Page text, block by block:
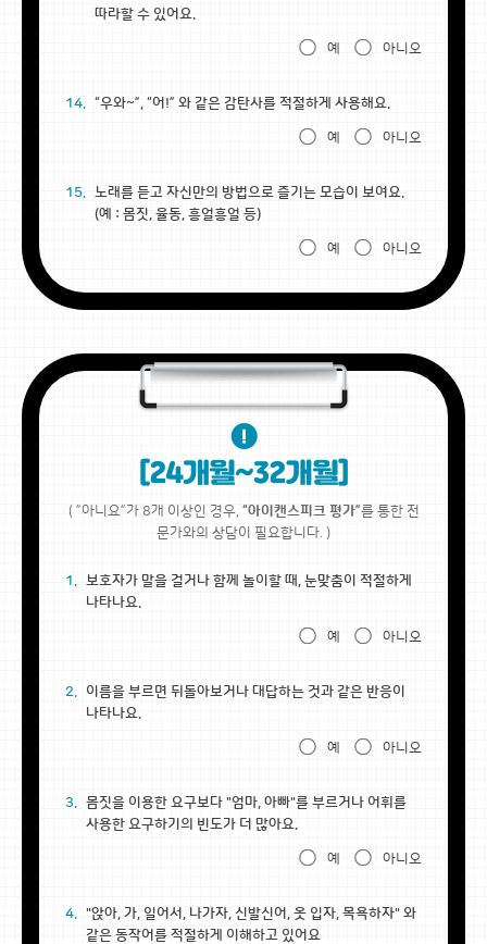
따라할 수 있어요.
예 아니오
14. “우와~”, “어!” 와 같은 감탄사를 적절하게 사용해요.
예 아니오
15.
노래를 듣고 자신만의 방법으로 즐기는 모습이 보여요.
(예 : 몸짓, 율동, 흥얼흥얼 등)
예 아니오
( ”아니요”가 8개 이상인 경우, “아이캔스피크 평가”를 통한 전
문가와의 상담이 필요합니다. )
1.
보호자가 말을 걸거나 함께 놀이할 때, 눈맞춤이 적절하게
나타나요.
예 아니오
2.
이름을 부르면 뒤돌아보거나 대답하는 것과 같은 반응이
나타나요.
예 아니오
3.
몸짓을 이용한 요구보다 "엄마, 아빠"를 부르거나 어휘를
사용한 요구하기의 빈도가 더 많아요.
예 아니오
4.
"앉아, 가, 일어서, 나가자, 신발신어, 옷 입자, 목욕하자" 와
같은 동작어를 적절하게 이해하고 있어요